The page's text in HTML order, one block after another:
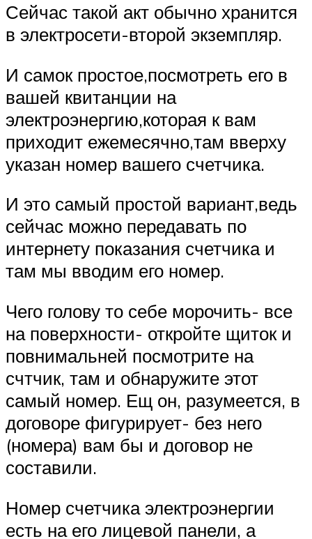
Сейчас такой акт обычно хранится
в электросети-второй экземпляр.
И самок простое,посмотреть его в
вашей квитанции на
электроэнергию,которая к вам
приходит ежемесячно,там вверху
указан номер вашего счетчика.
И это самый простой вариант,ведь
сейчас можно передавать по
интернету показания счетчика и
там мы вводим его номер.
Чего голову то себе морочить- все
на поверхности- откройте щиток и
повнимальней посмотрите на
счтчик, там и обнаружите этот
самый номер. Ещ он, разумеется, в
договоре фигурирует- без него
(номера) вам бы и договор не
составили.
Номер счетчика электроэнергии
есть на его лицевой панели, а